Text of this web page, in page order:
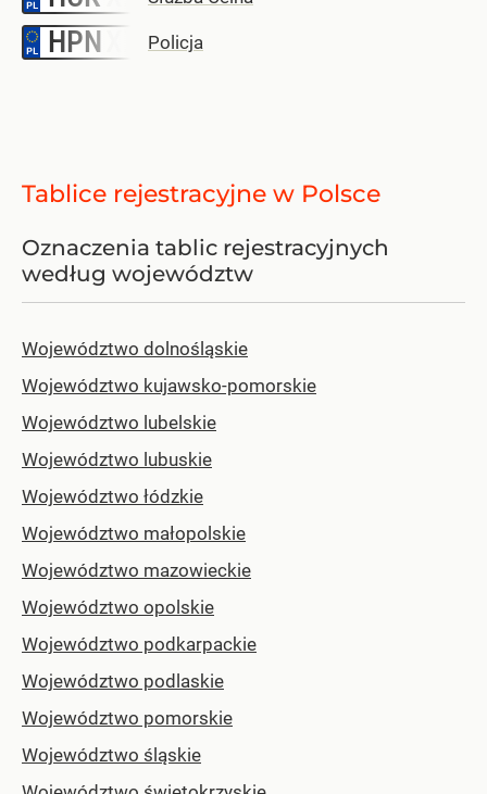
HPN Policja
Tablice rejestracyjne w Polsce
Oznaczenia tablic rejestracyjnych
według województw
Województwo dolnośląskie
Województwo kujawsko-pomorskie
Województwo lubelskie
Województwo lubuskie
Województwo łódzkie
Województwo małopolskie
Województwo mazowieckie
Województwo opolskie
Województwo podkarpackie
Województwo podlaskie
Województwo pomorskie
Województwo śląskie